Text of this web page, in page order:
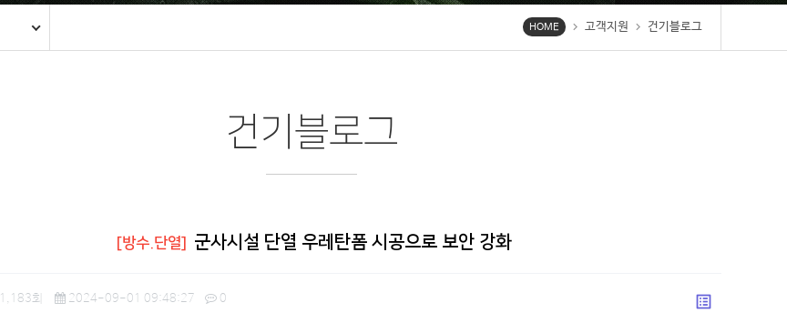
HOME chevron_right 고객지원 chevron_right 건기블로그
건기블로그
[방수.단열] 군사시설 단열 우레탄폼 시공으로 보안 강화
1,183회 2024-09-01 09:48:27 0 list_alt